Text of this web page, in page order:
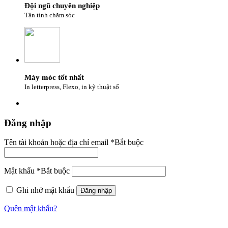
Đội ngũ chuyên nghiệp
Tận tình chăm sóc
Máy móc tốt nhất
In letterpress, Flexo, in kỹ thuật số
Đăng nhập
Tên tài khoản hoặc địa chỉ email *Bắt buộc
Mật khẩu *Bắt buộc
Ghi nhớ mật khẩu Đăng nhập
Quên mật khẩu?